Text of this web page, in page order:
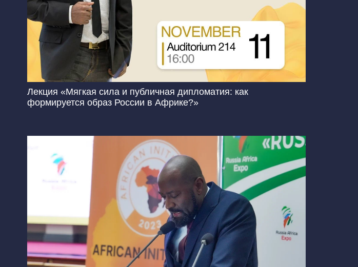
Лекция «Мягкая сила и публичная дипломатия: как
формируется образ России в Африке?»